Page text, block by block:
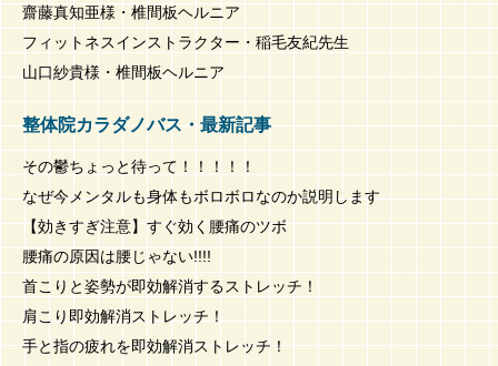
齋藤真知亜様・椎間板ヘルニア
フィットネスインストラクター・稲毛友紀先生
山口紗貴様・椎間板ヘルニア
整体院カラダノバス・最新記事
その鬱ちょっと待って！！！！！
なぜ今メンタルも身体もボロボロなのか説明します
【効きすぎ注意】すぐ効く腰痛のツボ
腰痛の原因は腰じゃない!!!!
首こりと姿勢が即効解消するストレッチ！
肩こり即効解消ストレッチ！
手と指の疲れを即効解消ストレッチ！